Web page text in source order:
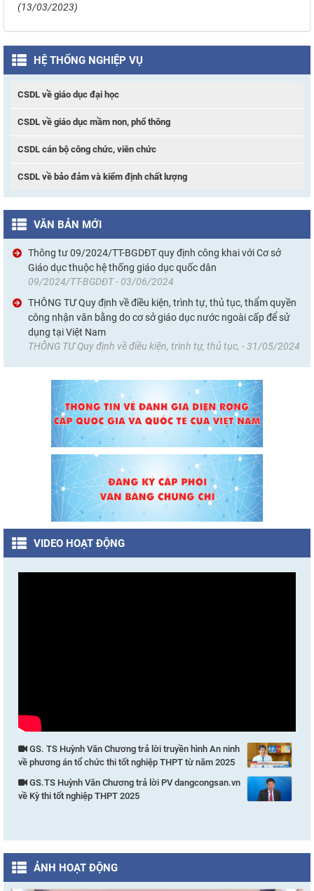
(13/03/2023)
HỆ THỐNG NGHIỆP VỤ
CSDL về giáo dục đại học
CSDL về giáo dục mầm non, phổ thông
CSDL cán bộ công chức, viên chức
CSDL về bảo đảm và kiểm định chất lượng
VĂN BẢN MỚI
Thông tư 09/2024/TT-BGDĐT quy định công khai với Cơ sở
Giáo dục thuộc hệ thống giáo dục quốc dân
09/2024/TT-BGDĐT - 03/06/2024
THÔNG TƯ Quy định về điều kiện, trình tự, thủ tục, thẩm quyền
công nhận văn bằng do cơ sở giáo dục nước ngoài cấp để sử
dụng tại Việt Nam
THÔNG TƯ Quy định về điều kiện, trình tự, thủ tục, - 31/05/2024
VIDEO HOẠT ĐỘNG
GS. TS Huỳnh Văn Chương trả lời truyền hình An ninh
về phương án tổ chức thi tốt nghiệp THPT từ năm 2025
GS.TS Huỳnh Văn Chương trả lời PV dangcongsan.vn
về Kỳ thi tốt nghiệp THPT 2025
ẢNH HOẠT ĐỘNG